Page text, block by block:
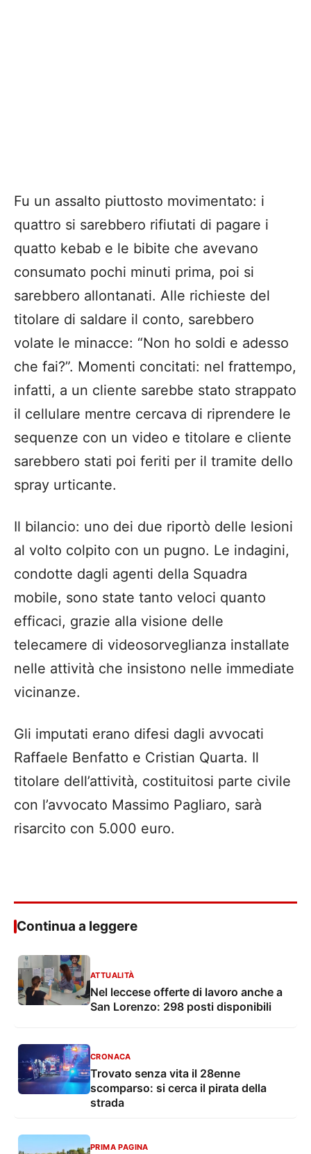
Fu un assalto piuttosto movimentato: i
quattro si sarebbero rifiutati di pagare i
quatto kebab e le bibite che avevano
consumato pochi minuti prima, poi si
sarebbero allontanati. Alle richieste del
titolare di saldare il conto, sarebbero
volate le minacce: “Non ho soldi e adesso
che fai?”. Momenti concitati: nel frattempo,
infatti, a un cliente sarebbe stato strappato
il cellulare mentre cercava di riprendere le
sequenze con un video e titolare e cliente
sarebbero stati poi feriti per il tramite dello
spray urticante.
Il bilancio: uno dei due riportò delle lesioni
al volto colpito con un pugno. Le indagini,
condotte dagli agenti della Squadra
mobile, sono state tanto veloci quanto
efficaci, grazie alla visione delle
telecamere di videosorveglianza installate
nelle attività che insistono nelle immediate
vicinanze.
Gli imputati erano difesi dagli avvocati
Raffaele Benfatto e Cristian Quarta. Il
titolare dell’attività, costituitosi parte civile
con l’avvocato Massimo Pagliaro, sarà
risarcito con 5.000 euro.
Continua a leggere
ATTUALITÀ
Nel leccese offerte di lavoro anche a
San Lorenzo: 298 posti disponibili
CRONACA
Trovato senza vita il 28enne
scomparso: si cerca il pirata della
strada
PRIMA PAGINA